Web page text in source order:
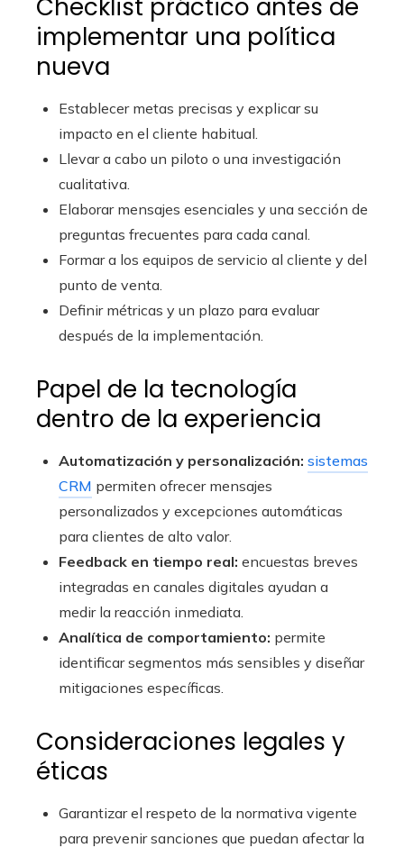
Checklist práctico antes de
implementar una política
nueva
Establecer metas precisas y explicar su
impacto en el cliente habitual.
Llevar a cabo un piloto o una investigación
cualitativa.
Elaborar mensajes esenciales y una sección de
preguntas frecuentes para cada canal.
Formar a los equipos de servicio al cliente y del
punto de venta.
Definir métricas y un plazo para evaluar
después de la implementación.
Papel de la tecnología
dentro de la experiencia
Automatización y personalización: sistemas
CRM permiten ofrecer mensajes
personalizados y excepciones automáticas
para clientes de alto valor.
Feedback en tiempo real: encuestas breves
integradas en canales digitales ayudan a
medir la reacción inmediata.
Analítica de comportamiento: permite
identificar segmentos más sensibles y diseñar
mitigaciones específicas.
Consideraciones legales y
éticas
Garantizar el respeto de la normativa vigente
para prevenir sanciones que puedan afectar la